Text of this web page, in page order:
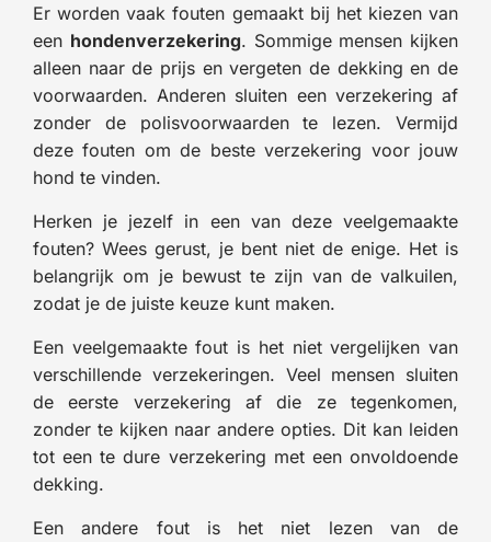
Er worden vaak fouten gemaakt bij het kiezen van
een hondenverzekering. Sommige mensen kijken
alleen naar de prijs en vergeten de dekking en de
voorwaarden. Anderen sluiten een verzekering af
zonder de polisvoorwaarden te lezen. Vermijd
deze fouten om de beste verzekering voor jouw
hond te vinden.
Herken je jezelf in een van deze veelgemaakte
fouten? Wees gerust, je bent niet de enige. Het is
belangrijk om je bewust te zijn van de valkuilen,
zodat je de juiste keuze kunt maken.
Een veelgemaakte fout is het niet vergelijken van
verschillende verzekeringen. Veel mensen sluiten
de eerste verzekering af die ze tegenkomen,
zonder te kijken naar andere opties. Dit kan leiden
tot een te dure verzekering met een onvoldoende
dekking.
Een andere fout is het niet lezen van de